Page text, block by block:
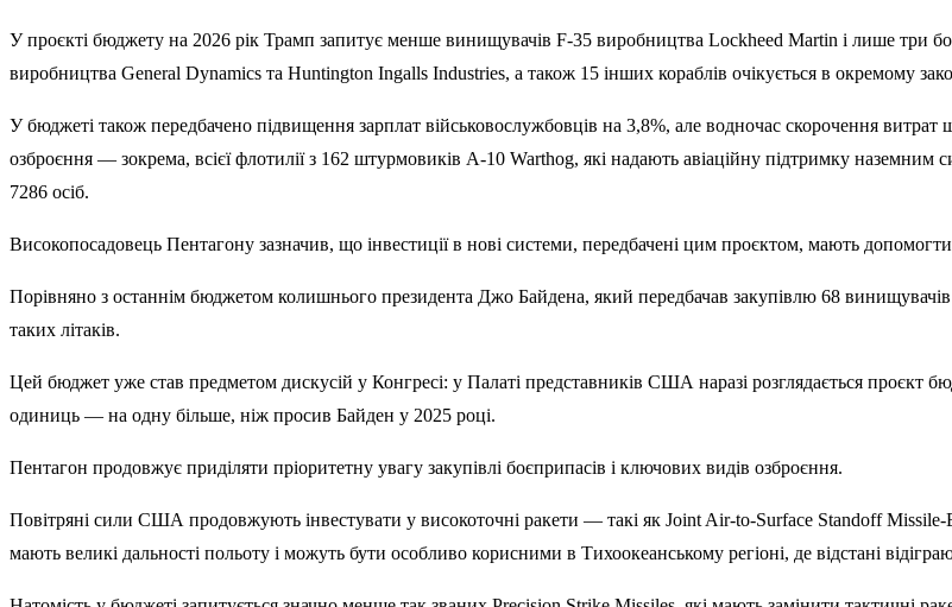
У проєкті бюджету на 2026 рік Трамп запитує менше винищувачів F-35 виробництва Lockheed Martin і лише три
виробництва General Dynamics та Huntington Ingalls Industries, а також 15 інших кораблів очікується в окремому
У бюджеті також передбачено підвищення зарплат військовослужбовців на 3,8%, але водночас скорочення витрат
озброєння — зокрема, всієї флотилії з 162 штурмовиків A-10 Warthog, які надають авіаційну підтримку
7286 осіб.
Високопосадовець Пентагону зазначив, що інвестиції в нові системи, передбачені цим проєктом, мають
Порівняно з останнім бюджетом колишнього президента Джо Байдена, який передбачав закупівлю 68
таких літаків.
Цей бюджет уже став предметом дискусій у Конгресі: у Палаті представників США наразі розглядається проєкт
одиниць — на одну більше, ніж просив Байден у 2025 році.
Пентагон продовжує приділяти пріоритетну увагу закупівлі боєприпасів і ключових видів озброєння.
Повітряні сили США продовжують інвестувати у високоточні ракети — такі як Joint Air-to-Surface Standoff
мають великі дальності польоту і можуть бути особливо корисними в Тихоокеанському регіоні, де відстані